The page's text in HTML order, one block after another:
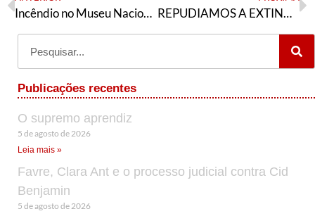
Incêndio no Museu Nacional: o que aprendemos com a segunda morte de Luzia REPUDIAMOS A EXTINÇÃO DO IBRAM
Publicações recentes
O supremo aprendiz
5 de agosto de 2026
Leia mais »
Favre, Clara Ant e o processo judicial contra Cid
Benjamin
5 de agosto de 2026